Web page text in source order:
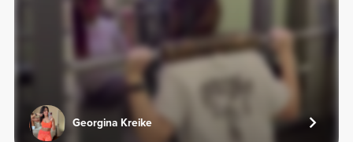
Georgina Kreike